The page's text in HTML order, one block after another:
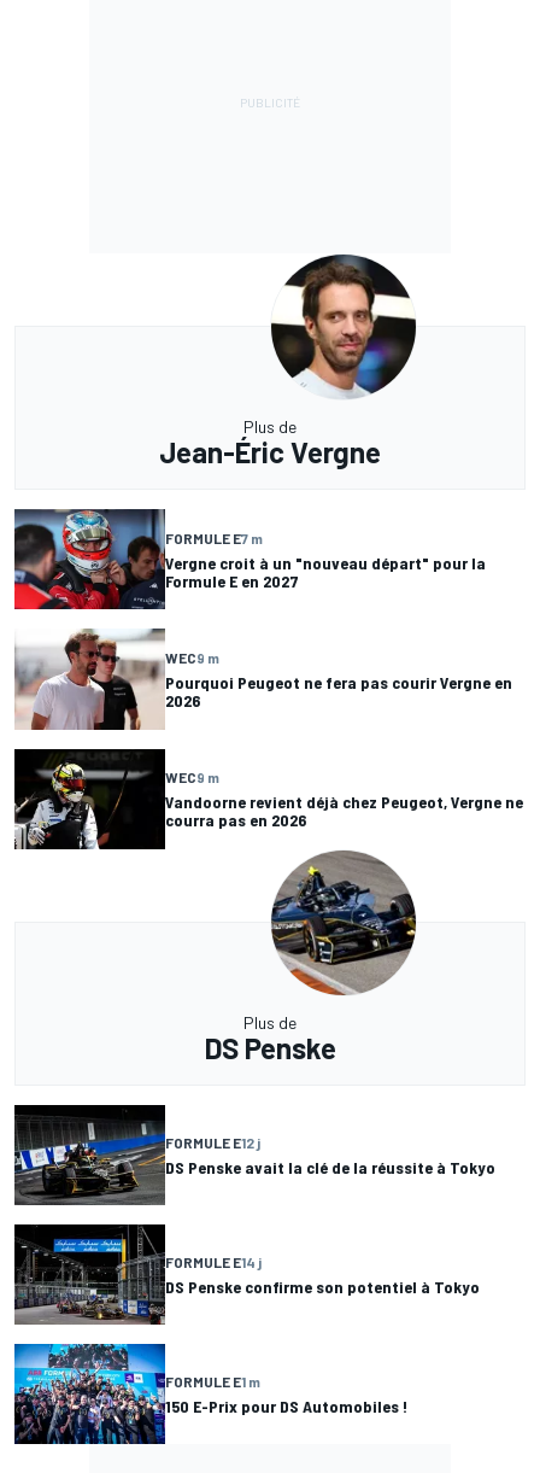
Plus de
Jean-Éric Vergne
FORMULE E7 m
Vergne croit à un "nouveau départ" pour la
Formule E en 2027
WEC9 m
Pourquoi Peugeot ne fera pas courir Vergne en
2026
WEC9 m
Vandoorne revient déjà chez Peugeot, Vergne ne
courra pas en 2026
Plus de
DS Penske
FORMULE E12 j
DS Penske avait la clé de la réussite à Tokyo
FORMULE E14 j
DS Penske confirme son potentiel à Tokyo
FORMULE E1 m
150 E-Prix pour DS Automobiles !